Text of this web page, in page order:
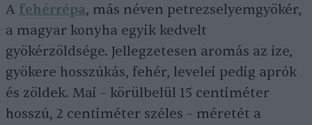
A fehérrépa, más néven petrezselyemgyökér,
a magyar konyha egyik kedvelt
gyökérzöldsége. Jellegzetesen aromás az íze,
gyökere hosszúkás, fehér, levelei pedig aprók
és zöldek. Mai – körülbelül 15 centiméter
hosszú, 2 centiméter széles – méretét a